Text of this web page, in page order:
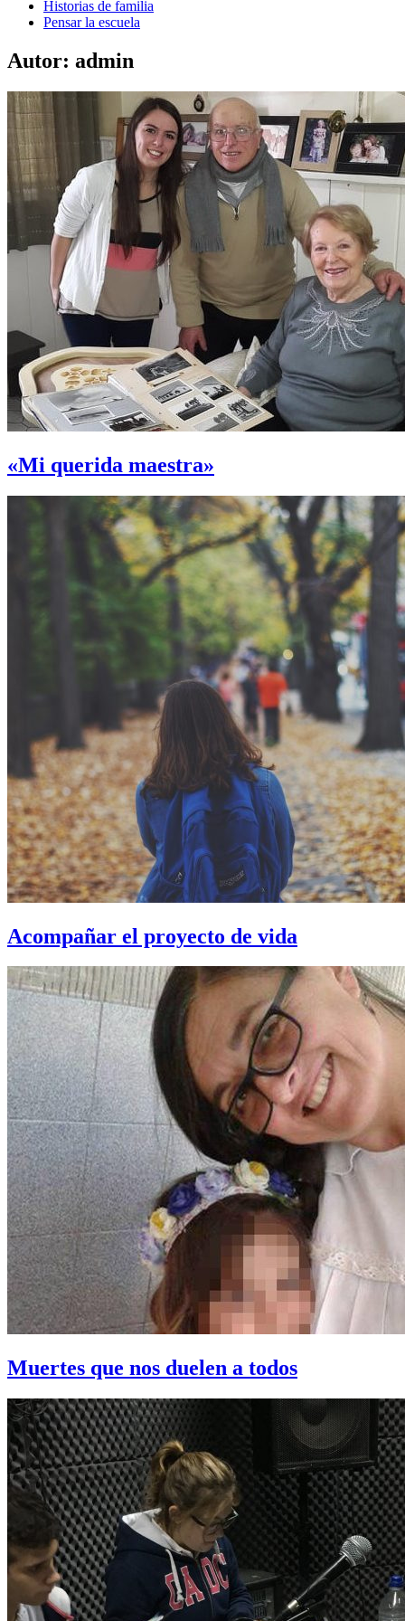
Historias de familia
Pensar la escuela
Autor: admin
«Mi querida maestra»
Acompañar el proyecto de vida
Muertes que nos duelen a todos